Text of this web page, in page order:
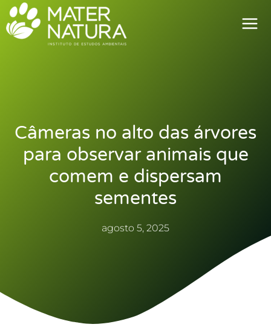
para
Câmeras no alto das árvores
para observar animais que
comem e dispersam
sementes
agosto 5, 2025